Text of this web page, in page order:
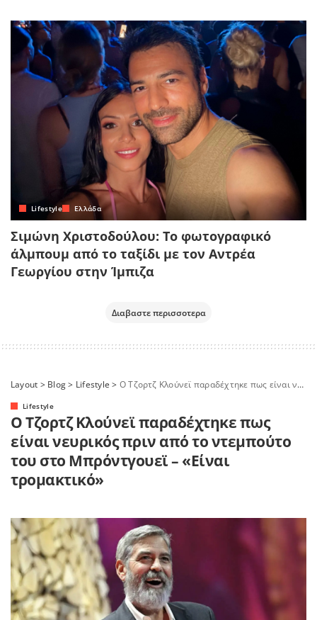
Lifestyle Ελλάδα
Σιμώνη Χριστοδούλου: Το φωτογραφικό
άλμπουμ από το ταξίδι με τον Αντρέα
Γεωργίου στην Ίμπιζα
Διαβαστε περισσοτερα
Layout > Blog> Lifestyle > Ο Τζορτζ Κλούνεϊ παραδέχτηκε πως είναι νευρικός πριν από το ντεμπούτο του στο Μπρόντγουεϊ – «Είναι τρομακτικό»
Lifestyle
Ο Τζορτζ Κλούνεϊ παραδέχτηκε πως
είναι νευρικός πριν από το ντεμπούτο
του στο Μπρόντγουεϊ – «Είναι
τρομακτικό»